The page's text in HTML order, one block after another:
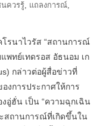
ควรรู้, แถลงการณ์,
รนาไวรัส “สถานการณ์
พทย์เทดรอส อัธนอม เก
กล่าวต่อผู้สื่อข่าวที่
งการประกาศให้การ
อู่ฮั่น เป็น “ความฉุกเฉิน
สถานการณ์ที่เกิดขึ้นใน